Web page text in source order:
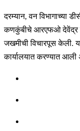
दरम्यान, वन विभागाच्या
कणकुंबीचे आरएफओ देवेंद्र
जखमीची विचारपूस केली.
कार्यालयात करण्यात